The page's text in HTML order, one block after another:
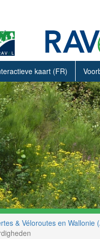
kaart (FR)
& Véloroutes en Wallonie